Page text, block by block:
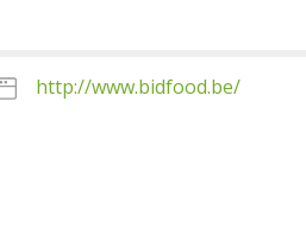
http://www.bidfood.be/